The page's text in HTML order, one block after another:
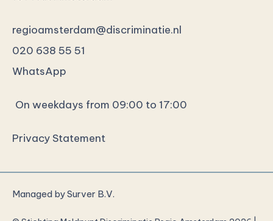
regioamsterdam@discriminatie.nl
020 638 55 51
WhatsApp
On weekdays from 09:00 to 17:00
Privacy Statement
Managed bySurver B.V.